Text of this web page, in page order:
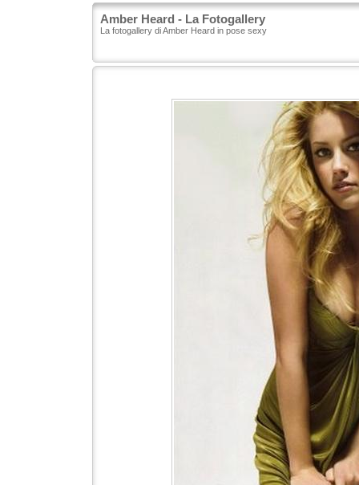
Amber Heard - La Fotogallery
La fotogallery di Amber Heard in pose sexy